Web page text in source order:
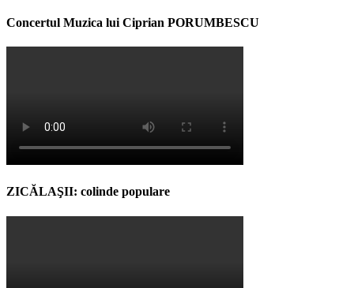
Concertul Muzica lui Ciprian PORUMBESCU
ZICĂLAŞII: colinde populare